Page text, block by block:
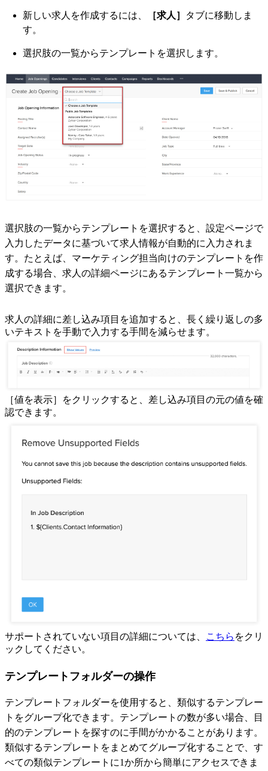
新しい求人を作成するには、 ［求人］
タブに移動しま
す。
選択肢の一覧からテンプレートを選択します。
選択肢の一覧からテンプレートを選択すると、設定ページで
入力したデータに基づいて求人情報が自動的に入力されま
す。たとえば、マーケティング担当向けのテンプレートを作
成する場合、求人の詳細ページにあるテンプレート一覧から
選択できます。
求人の詳細に差し込み項目を追加すると、 長く繰り返しの多
いテキストを手動で入力する手間を減らせます。
［値を表示］をクリックすると、差し込み項目の元の値を確
認できます。
サポートされていない項目の詳細については、 こちら をクリ
ックしてください。
テンプレートフォルダーの操作
テンプレートフォルダーを使用すると、類似するテンプレー
トをグループ化できます。テンプレートの数が多い場合、目
的のテンプレートを探すのに手間がかかることがあります。
類似するテンプレートをまとめてグループ化することで、す
べての類似テンプレートに1か所から簡単にアクセスできま